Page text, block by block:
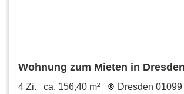
Wohnung zum Mieten in
156.4 m²
4 Zi. ca. 156,40 m² Dresden 01099